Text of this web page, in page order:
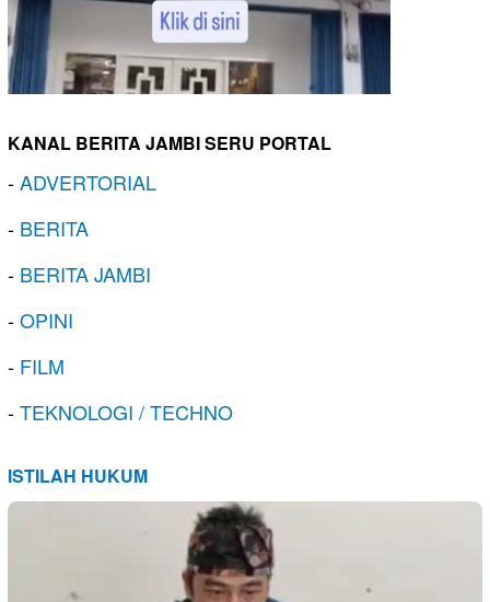
KANAL BERITA JAMBI SERU PORTAL
-ADVERTORIAL
- BERITA
- BERITA JAMBI
-OPINI
- FILM
-TEKNOLOGI / TECHNO
ISTILAH HUKUM